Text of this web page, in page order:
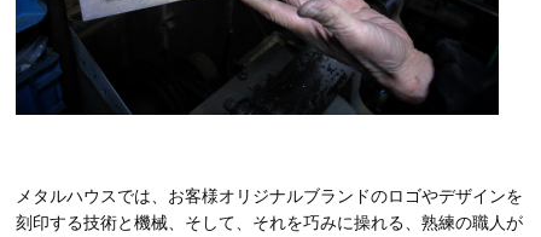
メタルハウスでは、お客様オリジナルブランドのロゴやデザインを
刻印する技術と機械、そして、それを巧みに操れる、熟練の職人が